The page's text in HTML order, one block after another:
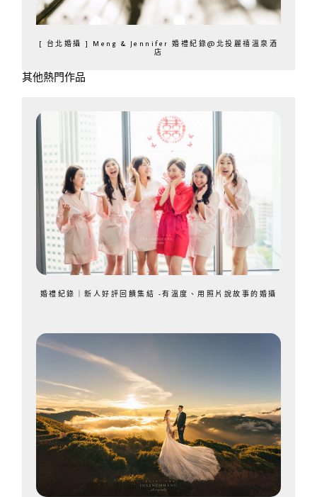
[ 台北婚攝 ] Meng & Jennifer 婚禮紀錄@北投麗禧溫泉酒
店
其他熱門作品
婚禮紀錄｜新人好評回饋集結 -有溫度、用照片說故事的婚攝